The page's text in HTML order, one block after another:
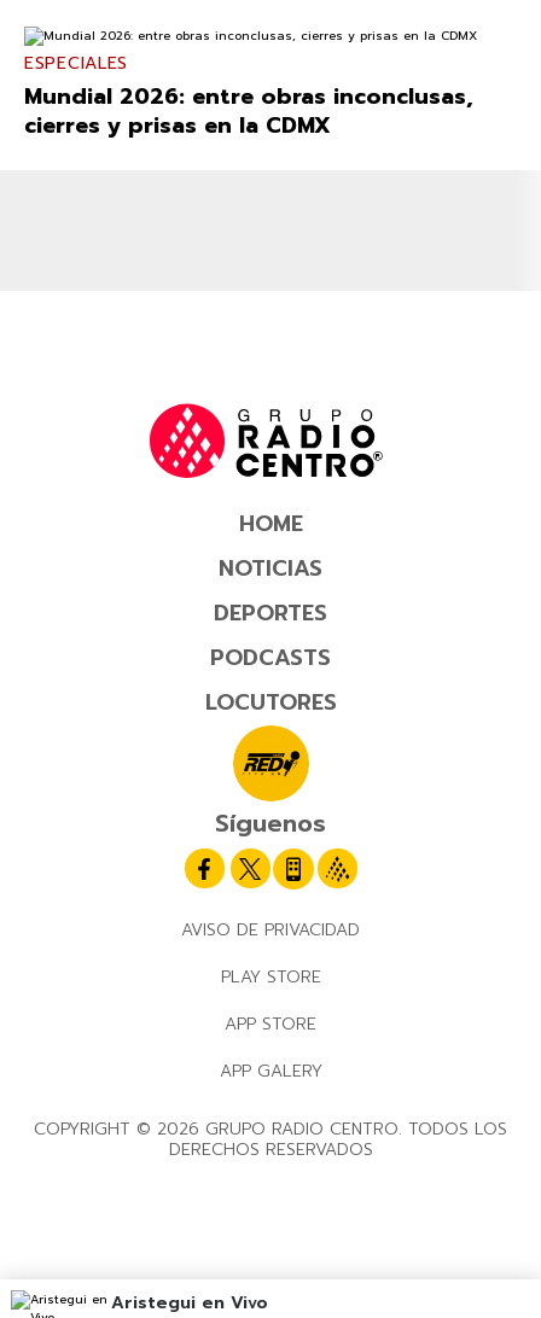
ESPECIALES
Mundial 2026: entre obras inconclusas,
cierres y prisas en la CDMX
HOME
NOTICIAS
DEPORTES
PODCASTS
LOCUTORES
Síguenos
AVISO DE PRIVACIDAD
PLAY STORE
APP STORE
APP GALERY
COPYRIGHT © 2026 GRUPO RADIO CENTRO. TODOS LOS
DERECHOS RESERVADOS
Aristegui en Vivo